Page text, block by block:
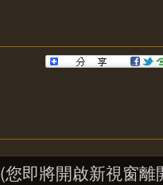
(您即將開啟新視窗離